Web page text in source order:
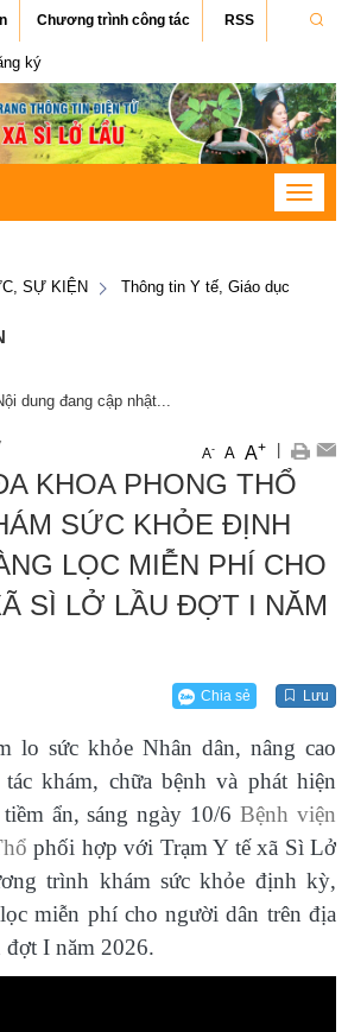
Chương trình công tác RSS
ký
Toggle
SỰ KIỆN Thông tin Y tế, Giáo dục
dung đang cập nhật...
A- A A+
KHOA PHONG THỔ
SỨC KHỎE ĐỊNH
LỌC MIỄN PHÍ CHO
SÌ LỞ LẦU ĐỢT I NĂM
Chia sẻ Lưu
lo sức khỏe Nhân dân, nâng cao
khám, chữa bệnh và phát hiện
tiềm ẩn,sáng ngày 10/6Bệnh viện
phối hợp với Trạm Y tế xã Sì Lở
trình khám sức khỏe định kỳ,
miễn phí cho người dân trên địa
đợt I năm 2026.